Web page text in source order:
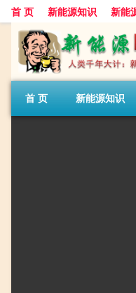
首 页 新能源知识 新能
首 页 新能源知识